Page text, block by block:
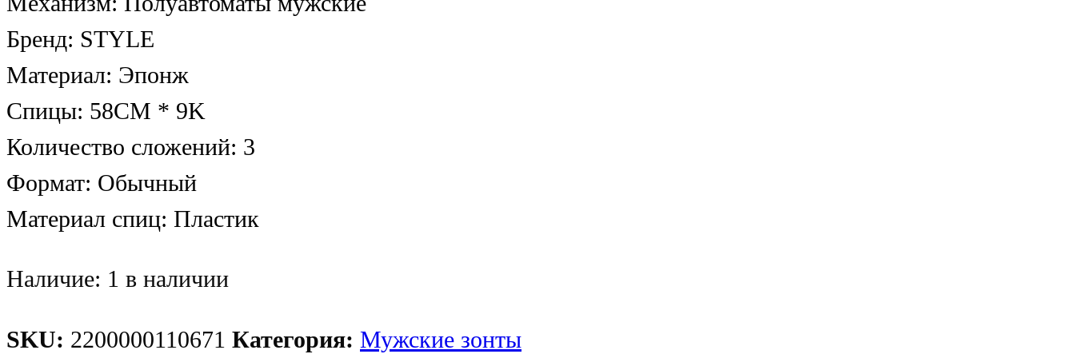
Бренд: STYLE
Материал: Эпонж
Спицы: 58CM * 9K
Количество сложений: 3
Формат: Обычный
Материал спиц: Пластик
Наличие: 1 в наличии
SKU: 2200000110671 Категория: Мужские зонты